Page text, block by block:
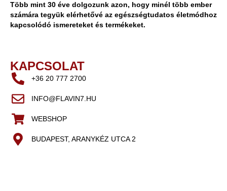
Több mint 30 éve dolgozunk azon, hogy minél több ember
számára tegyük elérhetővé az egészségtudatos életmódhoz
kapcsolódó ismereteket és termékeket.
KAPCSOLAT
+36 20 777 2700
INFO@FLAVIN7.HU
WEBSHOP
BUDAPEST, ARANYKÉZ UTCA 2